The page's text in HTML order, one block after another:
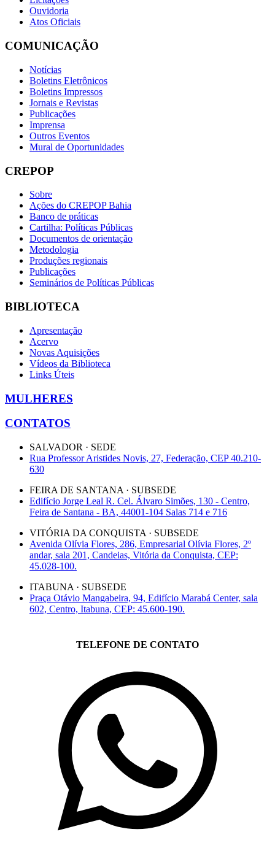
Ouvidoria
Atos Oficiais
COMUNICAÇÃO
Notícias
Boletins Eletrônicos
Boletins Impressos
Jornais e Revistas
Publicações
Imprensa
Outros Eventos
Mural de Oportunidades
CREPOP
Sobre
Ações do CREPOP Bahia
Banco de práticas
Cartilha: Políticas Públicas
Documentos de orientação
Metodologia
Produções regionais
Publicações
Seminários de Políticas Públicas
BIBLIOTECA
Apresentação
Acervo
Novas Aquisições
Vídeos da Biblioteca
Links Úteis
MULHERES
CONTATOS
SALVADOR · SEDE
Rua Professor Aristides Novis, 27, Federação, CEP 40.210-
630
FEIRA DE SANTANA · SUBSEDE
Edifício Jorge Leal R. Cel. Álvaro Simões, 130 - Centro,
Feira de Santana - BA, 44001-104 Salas 714 e 716
VITÓRIA DA CONQUISTA · SUBSEDE
Avenida Olívia Flores, 286, Empresarial Olívia Flores, 2º
andar, sala 201, Candeias, Vitória da Conquista, CEP:
45.028-100.
ITABUNA · SUBSEDE
Praça Otávio Mangabeira, 94, Edifício Marabá Center, sala
602, Centro, Itabuna, CEP: 45.600-190.
TELEFONE DE CONTATO